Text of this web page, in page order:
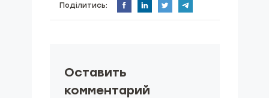
Поділитись:
Оставить
комментарий